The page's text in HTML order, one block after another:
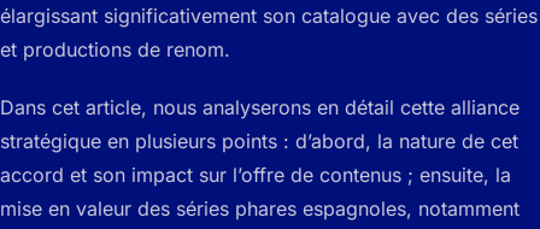
élargissant significativement son catalogue avec des séries
et productions de renom.
Dans cet article, nous analyserons en détail cette alliance
stratégique en plusieurs points : d’abord, la nature de cet
accord et son impact sur l’offre de contenus ; ensuite, la
mise en valeur des séries phares espagnoles, notamment